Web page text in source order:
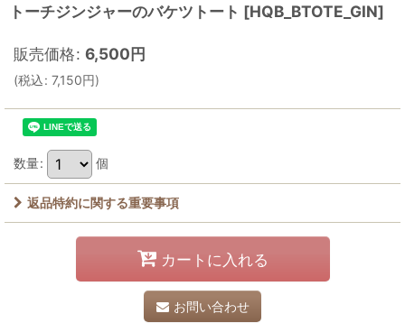
トーチジンジャーのバケツトート [HQB_BTOTE_GIN]
販売価格: 6,500円
(税込: 7,150円)
数量: 個
返品特約に関する重要事項
カートに入れる
お問い合わせ